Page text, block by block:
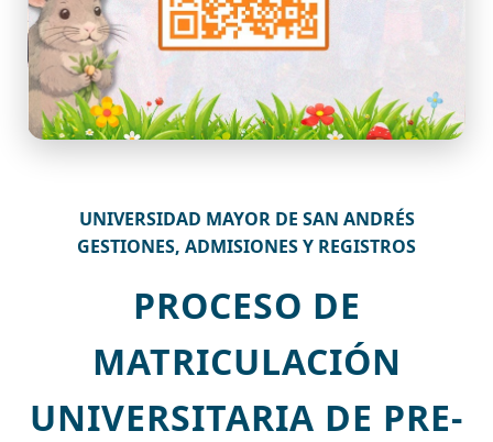
UNIVERSIDAD MAYOR DE SAN ANDRÉS
GESTIONES, ADMISIONES Y REGISTROS
PROCESO DE
MATRICULACIÓN
UNIVERSITARIA DE PRE-